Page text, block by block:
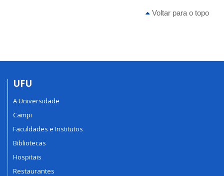
Voltar para o topo
UFU
A Universidade
Campi
Faculdades e Institutos
Bibliotecas
Hospitais
Restaurantes